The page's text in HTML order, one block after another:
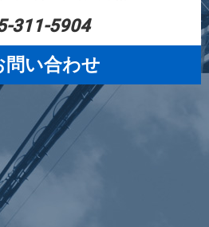
311-5904
問い合わせ